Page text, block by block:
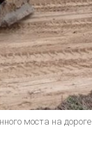
моста на дороге